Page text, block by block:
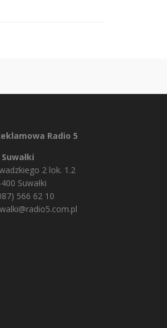
Radio 5
Suwałki
2 lok. 1.2
Suwałki
566 62 10